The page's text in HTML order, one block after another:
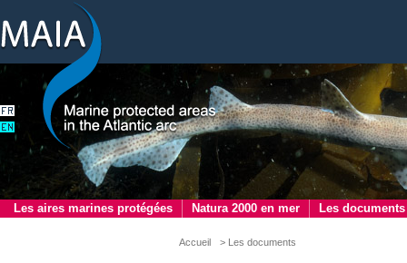
Les aires marines protégées Natura 2000 en mer Les documents
Accueil > Les documents